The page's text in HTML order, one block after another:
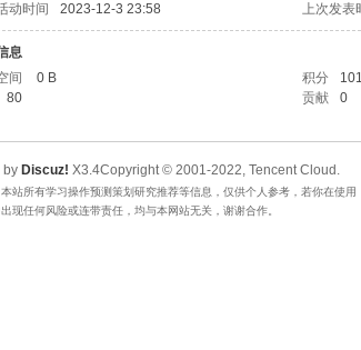
动时间
2023-12-3 23:58 上次发表
息
间
0 B 积分 101
80 贡献 0
by Discuz! X3.4Copyright © 2001-2022, Tencent Cloud.
本站所有学习操作预测策划研究推荐等信息，仅供个人参考，若你在使用
现任何风险或连带责任，均与本网站无关，谢谢合作。